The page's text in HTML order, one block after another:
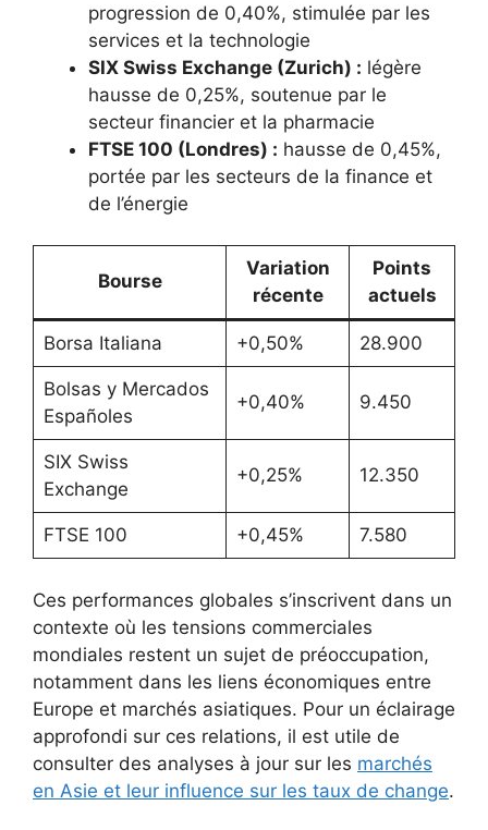
progression de 0,40%, stimulée par les
services et la technologie
SIX Swiss Exchange (Zurich) : légère
hausse de 0,25%, soutenue par le
secteur financier et la pharmacie
FTSE 100 (Londres) : hausse de 0,45%,
portée par les secteurs de la finance et
de l’énergie
Bourse
Variation
récente
Points
actuels
Borsa Italiana +0,50% 28.900
Bolsas y Mercados
Españoles
+0,40% 9.450
SIX Swiss
Exchange
+0,25% 12.350
FTSE 100 +0,45% 7.580
Ces performances globales s’inscrivent dans un
contexte où les tensions commerciales
mondiales restent un sujet de préoccupation,
notamment dans les liens économiques entre
Europe et marchés asiatiques. Pour un éclairage
approfondi sur ces relations, il est utile de
consulter des analyses à jour sur les marchés
en Asie et leur influence sur les taux de change.